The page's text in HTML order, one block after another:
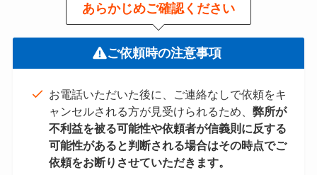
あらかじめご確認ください
ご依頼時の注意事項
お電話いただいた後に、ご連絡なしで依頼をキ
ャンセルされる方が見受けられるため、 弊所が
不利益を被る可能性や依頼者が信義則に反する
可能性があると判断される場合はその時点でご
依頼をお断りさせていただきます。